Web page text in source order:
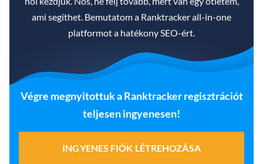
ami segíthet. Bemutatom a Ranktracker all-in-one
platformot a hatékony SEO-ért.
Végre megnyitottuk a Ranktracker regisztrációt
teljesen ingyenesen!
INGYENES FIÓK LÉTREHOZÁSA